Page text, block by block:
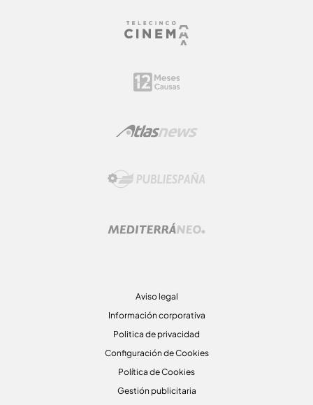
Aviso legal
Información corporativa
Politica de privacidad
Configuración de Cookies
Política de Cookies
Gestión publicitaria